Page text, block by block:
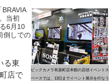
ビックカメラ有楽町店本館の店頭イベントス
ペースでは、13日までイベント展示を行なう
当初
6月10
倒しでの
る東
店で